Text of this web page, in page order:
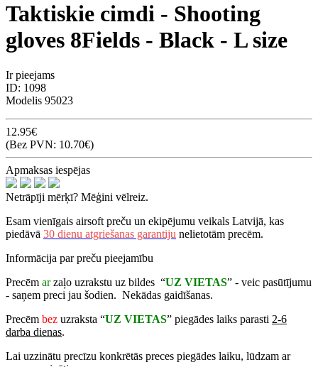
Taktiskie cimdi - Shooting
gloves 8Fields - Black - L size
Ir pieejams
ID: 1098
Modelis 95023
12.95€
(Bez PVN: 10.70€)
Apmaksas iespējas
Netrāpīji mērķī? Mēģini vēlreiz.
Esam vienīgais airsoft preču un ekipējumu veikals Latvijā, kas
piedāvā 30 dienu atgriešanas garantiju nelietotām precēm.
Informācija par preču pieejamību
Precēm arzaļo uzrakstu uz bildes “UZ VIETAS” - veic pasūtījumu
- saņem preci jau šodien. Nekādas gaidīšanas.
Precēm bez uzraksta “UZ VIETAS” piegādes laiks parasti 2-6
darba dienas.
Lai uzzinātu precīzu konkrētās preces piegādes laiku, lūdzam ar